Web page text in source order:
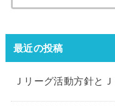
最近の投稿
Ｊリーグ活動方針と